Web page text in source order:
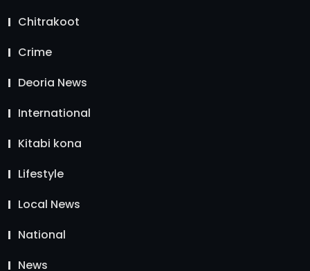
Chitrakoot
Crime
Deoria News
International
Kitabi kona
Lifestyle
Local News
National
News